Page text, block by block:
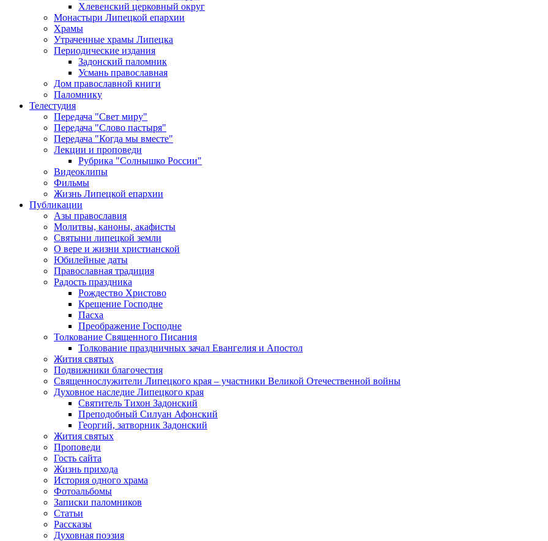
Хлевенский церковный округ
Монастыри Липецкой епархии
Храмы
Утраченные храмы Липецка
Периодические издания
Задонский паломник
Усмань православная
Дом православной книги
Паломнику
Телестудия
Передача "Свет миру"
Передача "Слово пастыря"
Передача "Когда мы вместе"
Лекции и проповеди
Рубрика "Солнышко России"
Видеоклипы
Фильмы
Жизнь Липецкой епархии
Публикации
Азы православия
Молитвы, каноны, акафисты
Святыни липецкой земли
О вере и жизни христианской
Юбилейные даты
Православная традиция
Радость праздника
Рождество Христово
Крещение Господне
Пасха
Преображение Господне
Толкование Священного Писания
Толкование праздничных зачал Евангелия и Апостол
Жития святых
Подвижники благочестия
Священнослужители Липецкого края – участники Великой Отечественной войны
Духовное наследие Липецкого края
Святитель Тихон Задонский
Преподобный Силуан Афонский
Георгий, затворник Задонский
Жития святых
Проповеди
Гость сайта
Жизнь прихода
История одного храма
Фотоальбомы
Записки паломников
Статьи
Рассказы
Духовная поэзия